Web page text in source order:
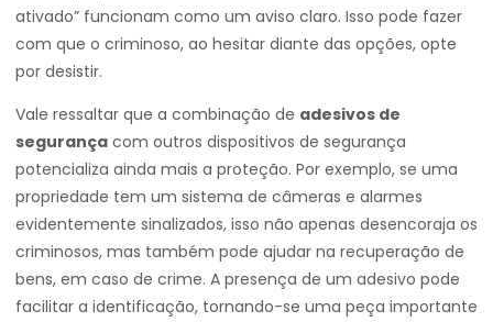
ativado” funcionam como um aviso claro. Isso pode fazer
com que o criminoso, ao hesitar diante das opções, opte
por desistir.
Vale ressaltar que a combinação de adesivos de
segurança com outros dispositivos de segurança
potencializa ainda mais a proteção. Por exemplo, se uma
propriedade tem um sistema de câmeras e alarmes
evidentemente sinalizados, isso não apenas desencoraja os
criminosos, mas também pode ajudar na recuperação de
bens, em caso de crime. A presença de um adesivo pode
facilitar a identificação, tornando-se uma peça importante